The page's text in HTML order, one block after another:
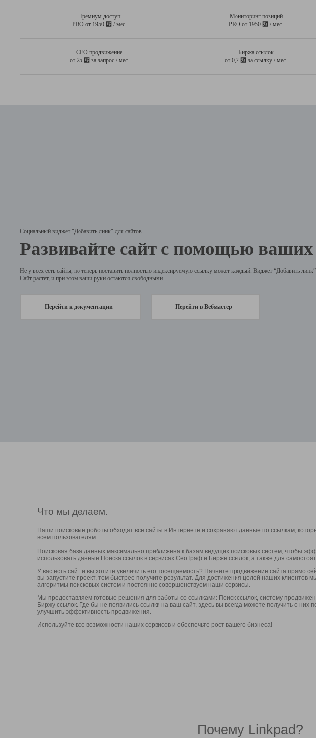
Премиум доступ
PRO от 1950 ⃏ / мес.
Мониторинг позиций
PRO от 1950 ⃏ / мес.
СЕО продвижение
от 25 ⃏ за запрос / мес.
Биржа ссылок
от 0,2 ⃏ за ссылку / мес.
Социальный виджет "Добавить линк" для сайтов
Развивайте сайт с помощью ваших
Не у всех есть сайты, но теперь поставить полностью индексируемую ссылку может каждый. Виджет “Добавить
Сайт растет, и при этом ваши руки остаются свободными.
Перейти к документации Перейти в Вебмастер
Что мы делаем.
Наши поисковые роботы обходят все сайты в Интернете и сохраняют данные по ссылкам,
всем пользователям.
Поисковая база данных максимально приближена к базам ведущих поисковых систем, чтобы
использовать данные Поиска ссылок в сервисах СеоТраф и Бирже ссылок, а также для
У вас есть сайт и вы хотите увеличить его посещаемость? Начните продвижение сайта прямо
вы запустите проект, тем быстрее получите результат. Для достижения целей наших клиентов
алгоритмы поисковых систем и постоянно совершенствуем наши сервисы.
Мы предоставляем готовые решения для работы со ссылками: Поиск ссылок, систему
Биржу ссылок. Где бы не появились ссылки на ваш сайт, здесь вы всегда можете получить о них
улучшить эффективность продвижения.
Используйте все возможности наших сервисов и обеспечьте рост вашего бизнеса!
Почему Linkpad?